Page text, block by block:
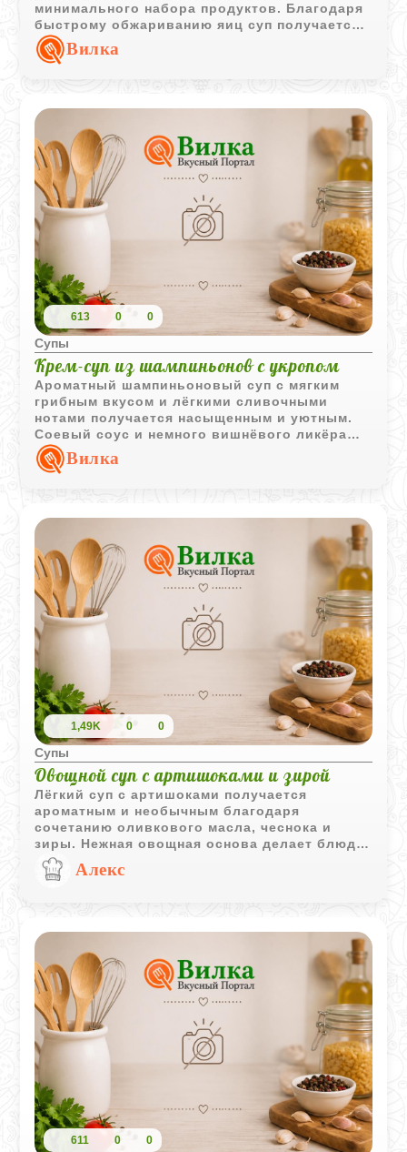
минимального набора продуктов. Благодаря
быстрому обжариванию яиц суп получается
необычным, с мягкой текстурой и ярким
домашним вкусом.
Вилка
613 0 0
Супы
Крем-суп из шампиньонов с укропом
Ароматный шампиньоновый суп с мягким
грибным вкусом и лёгкими сливочными
нотами получается насыщенным и уютным.
Соевый соус и немного вишнёвого ликёра
делают вкус глубже и интереснее.
Вилка
1,49K 0 0
Супы
Овощной суп с артишоками и зирой
Лёгкий суп с артишоками получается
ароматным и необычным благодаря
сочетанию оливкового масла, чеснока и
зиры. Нежная овощная основа делает блюдо
одновременно сытным и свежим на вкус.
Алекс
611 0 0